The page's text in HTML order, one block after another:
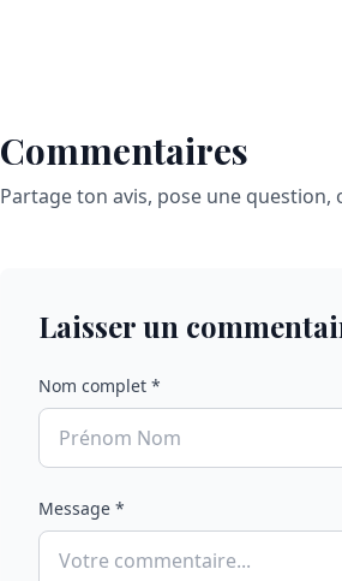
Commentaires
Partage ton avis, pose une question,
Laisser un
Nom complet *
Message *